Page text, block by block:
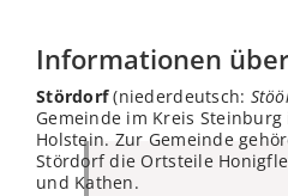
Informationen
Stördorf(niederdeutsch:
Gemeinde im Kreis Steinburg
Holstein. Zur Gemeinde
Stördorf die Ortsteile
und Kathen.